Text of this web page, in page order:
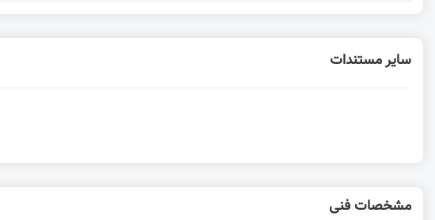
سایر مستندات
مشخصات فنی